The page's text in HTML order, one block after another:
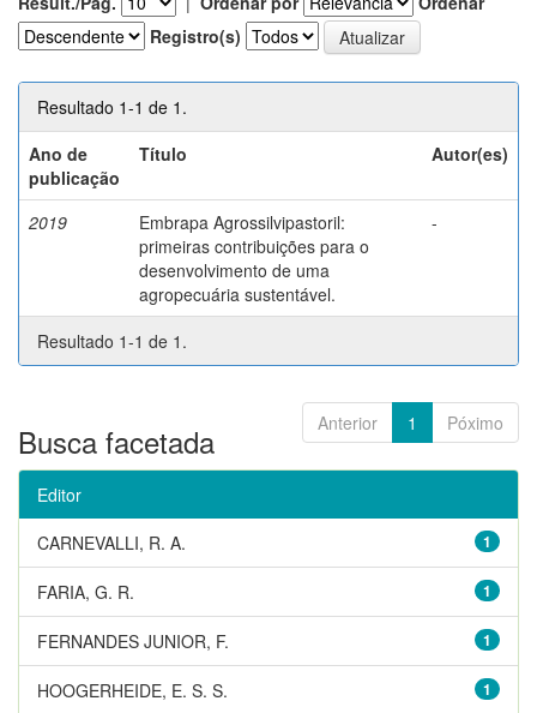
Registro(s)
Resultado 1-1 de 1.
Ano de
publicação
Título Autor(es)
2019
Embrapa Agrossilvipastoril:
primeiras contribuições para o
desenvolvimento de uma
agropecuária sustentável.
-
Resultado 1-1 de 1.
Anterior 1 Póximo
Busca facetada
Editor
1
CARNEVALLI, R. A.
1
FARIA, G. R.
1
FERNANDES JUNIOR, F.
1
HOOGERHEIDE, E. S. S.